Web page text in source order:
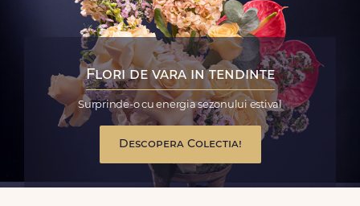
Flori de vara in tendinte
Surprinde-o cu energia sezonului estival
Descopera Colectia!